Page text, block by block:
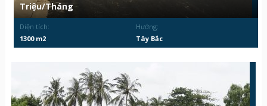
Triệu/Tháng
Diện tích:
1300 m2
Hướng:
Tây Bắc